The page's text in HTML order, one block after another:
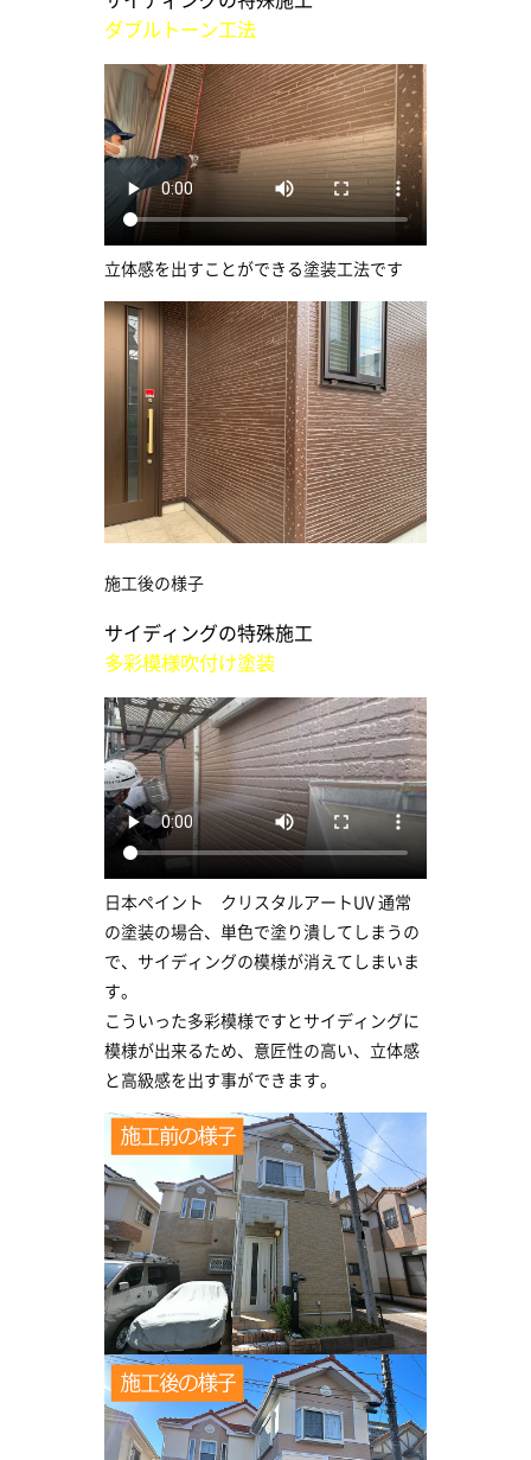
ダブルトーン工法
立体感を出すことができる塗装工法です
施工後の様子
サイディングの特殊施工
多彩模様吹付け塗装
日本ペイント クリスタルアートUV 通常
の塗装の場合、単色で塗り潰してしまうの
で、サイディングの模様が消えてしまいま
す。
こういった多彩模様ですとサイディングに
模様が出来るため、意匠性の高い、立体感
と高級感を出す事ができます。